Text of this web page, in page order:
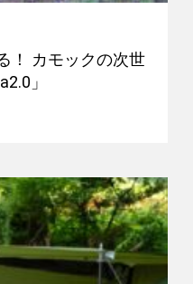
！ カモックの次世
」